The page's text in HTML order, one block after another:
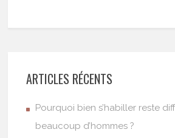
ARTICLES RÉCENTS
Pourquoi bien s’habiller reste
beaucoup d’hommes ?